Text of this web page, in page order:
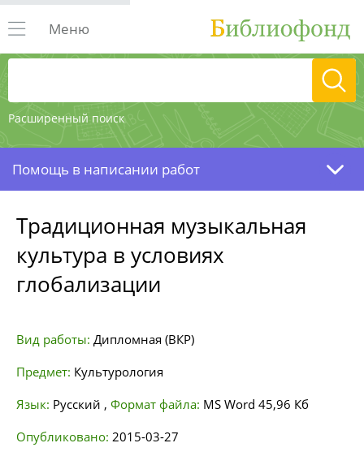
Расширенный поиск
Меню
Помощь в написании работ
Традиционная музыкальная
культура в условиях
глобализации
Вид работы: Дипломная (ВКР)
Предмет: Культурология
Язык: Русский , Формат файла: MS Word 45,96 Кб
Опубликовано: 2015-03-27